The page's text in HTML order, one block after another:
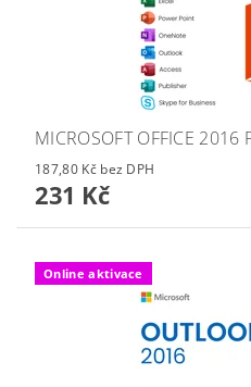
MICROSOFT OFFICE 2016
187,80 Kč bez DPH
231 Kč
Online aktivace